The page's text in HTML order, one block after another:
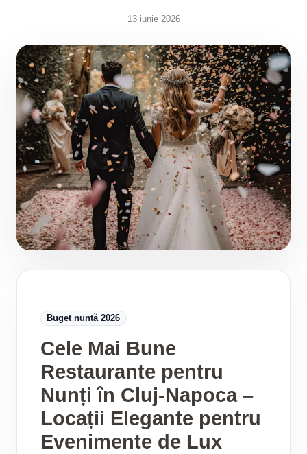
13 iunie 2026
Buget nuntă 2026
Cele Mai Bune
Restaurante pentru
Nunți în Cluj-Napoca –
Locații Elegante pentru
Evenimente de Lux